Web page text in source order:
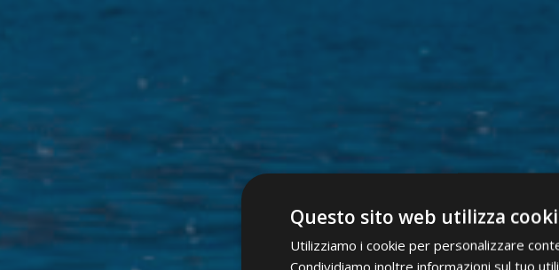
Questo sito web utilizza
Utilizziamo i cookie per personalizzare
Condividiamo inoltre informazioni sul tuo